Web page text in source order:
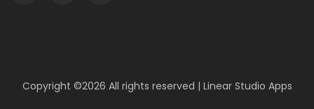
Copyright ©2026 All rights reserved | Linear Studio Apps